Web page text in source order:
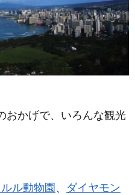
おかげで、いろんな観光
ル動物園 、 ダイヤモン